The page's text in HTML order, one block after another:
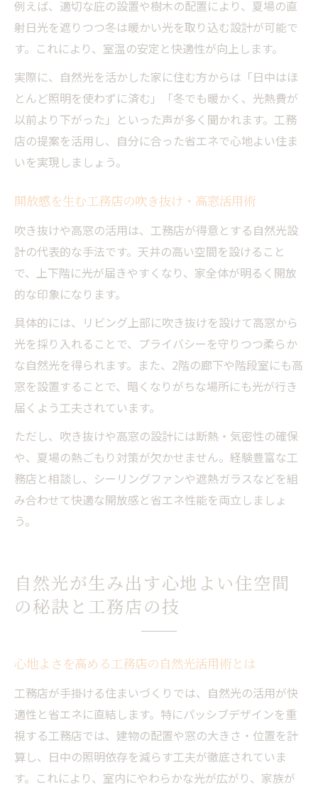
自然光を巡らせる工務店のパッシブデザイ
ン戦略
例えば、適切な庇の設置や樹木の配置により、夏場の直
射日光を遮りつつ冬は暖かい光を取り込む設計が可能で
す。これにより、室温の安定と快適性が向上します。
実際に、自然光を活かした家に住む方からは「日中はほ
とんど照明を使わずに済む」「冬でも暖かく、光熱費が
以前より下がった」といった声が多く聞かれます。工務
店の提案を活用し、自分に合った省エネで心地よい住ま
いを実現しましょう。
開放感を生む工務店の吹き抜け・高窓活用術
吹き抜けや高窓の活用は、工務店が得意とする自然光設
計の代表的な手法です。天井の高い空間を設けること
で、上下階に光が届きやすくなり、家全体が明るく開放
的な印象になります。
具体的には、リビング上部に吹き抜けを設けて高窓から
光を採り入れることで、プライバシーを守りつつ柔らか
な自然光を得られます。また、2階の廊下や階段室にも高
窓を設置することで、暗くなりがちな場所にも光が行き
届くよう工夫されています。
ただし、吹き抜けや高窓の設計には断熱・気密性の確保
や、夏場の熱ごもり対策が欠かせません。経験豊富な工
務店と相談し、シーリングファンや遮熱ガラスなどを組
み合わせて快適な開放感と省エネ性能を両立しましょ
う。
自然光が生み出す心地よい住空間
の秘訣と工務店の技
心地よさを高める工務店の自然光活用術とは
工務店が手掛ける住まいづくりでは、自然光の活用が快
適性と省エネに直結します。特にパッシブデザインを重
視する工務店では、建物の配置や窓の大きさ・位置を計
算し、日中の照明依存を減らす工夫が徹底されていま
す。これにより、室内にやわらかな光が広がり、家族が